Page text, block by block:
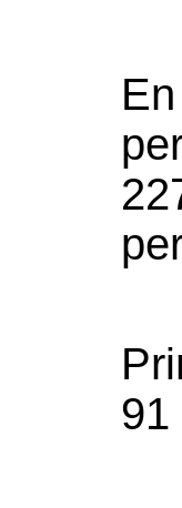
91